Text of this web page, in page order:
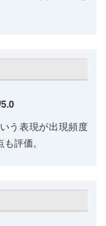
う表現が出現頻度
評価。